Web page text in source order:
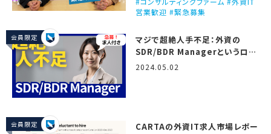
営業歓迎 #緊急募集
会員限定
マジで超絶人手不足：外資の
SDR/BDR Managerというロー
ル
2024.05.02
会員限定
CARTAの外資IT求人市場レポー